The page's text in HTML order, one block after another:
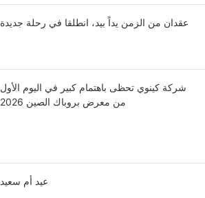
عقدان من الزمن يداً بيد، انطلقا في رحلة جديدة
شركة كينوي تحظى باهتمام كبير في اليوم الأول
من معرض بروباك الصين 2026
عيد أم سعيد